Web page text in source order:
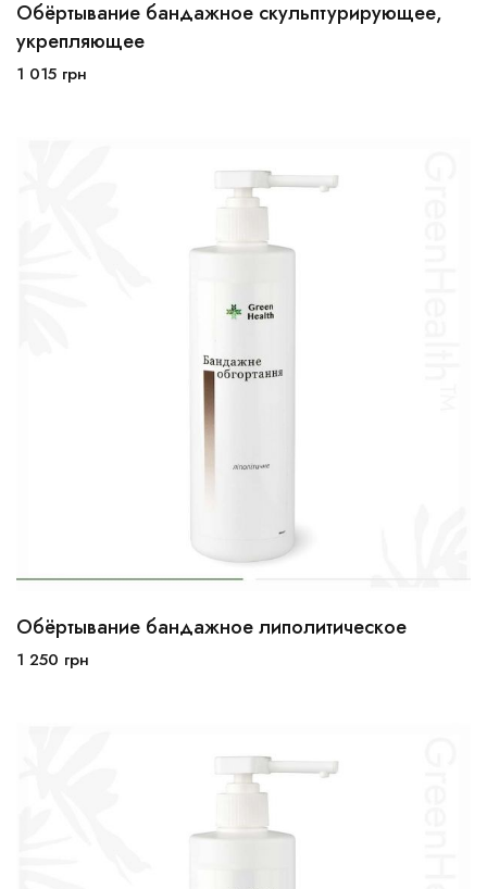
Обёртывание бандажное скульптурирующее,
укрепляющее
1 015 грн
Обёртывание бандажное липолитическое
1 250 грн